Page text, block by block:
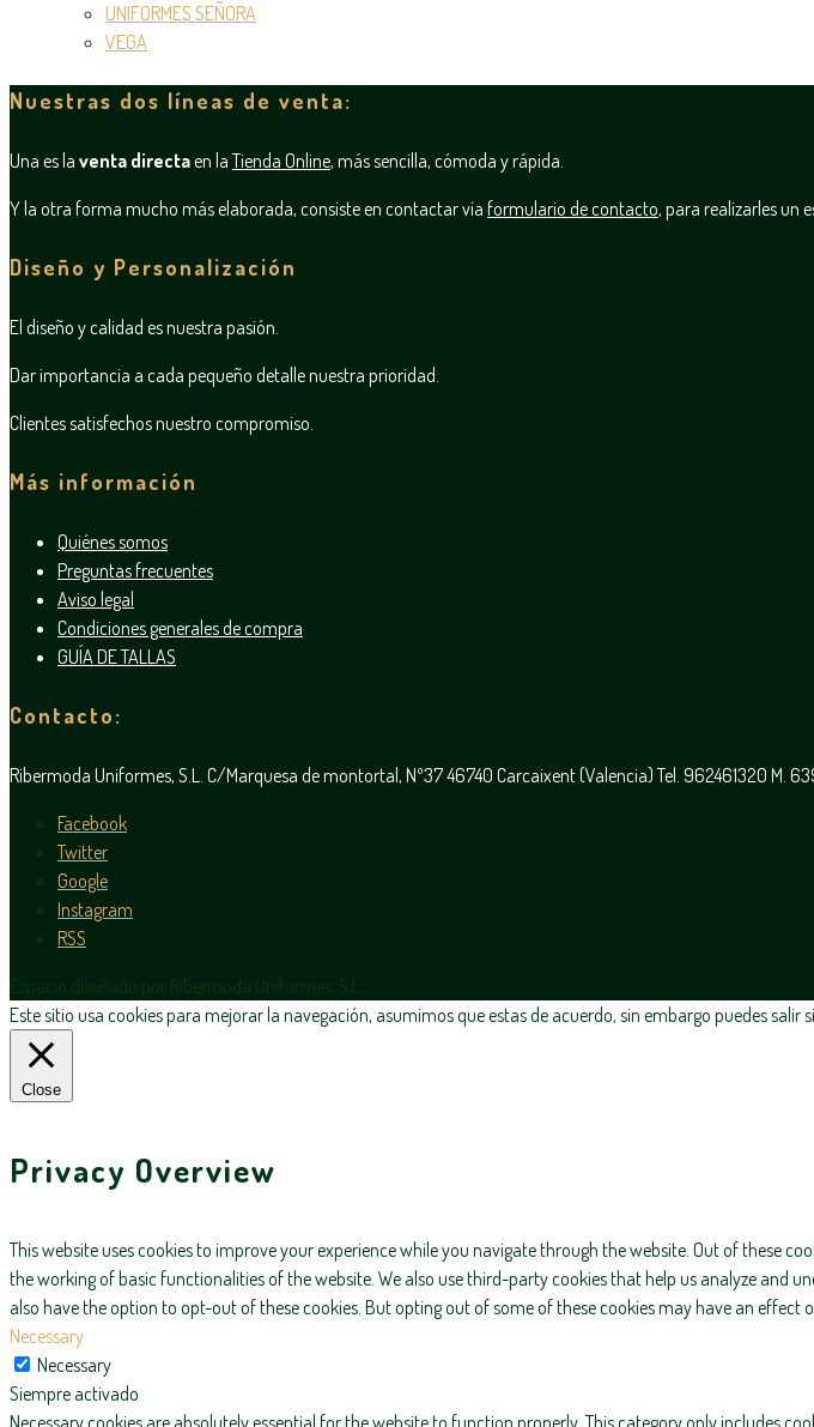
UNIFORMES SEÑORA
VEGA
Nuestras dos líneas de venta:
Una es la venta directaen laTienda Online, más sencilla, cómoda y rápida.
Y la otra forma mucho más elaborada, consiste en contactar vía formulario de contacto, para realizarles un
Diseño y Personalización
El diseño y calidad es nuestra pasión.
Dar importancia a cada pequeño detalle nuestra prioridad.
Clientes satisfechos nuestro compromiso.
Más información
Quiénes somos
Preguntas frecuentes
Aviso legal
Condiciones generales de compra
GUÍA DE TALLAS
Contacto:
Ribermoda Uniformes, S.L. C/Marquesa de montortal, Nº37 46740 Carcaixent (Valencia) Tel. 962461320 M.
Facebook
Twitter
Google
Instagram
RSS
Espacio diseñado por Ribermoda Uniformes, S.L.
Este sitio usa cookies para mejorar la navegación, asumimos que estas de acuerdo, sin embargo puedes salir
Close
Privacy Overview
This website uses cookies to improve your experience while you navigate through the website. Out of these
the working of basic functionalities of the website. We also use third-party cookies that help us analyze and
also have the option to opt-out of these cookies. But opting out of some of these cookies may have an effect
Necessary
Necessary
Siempre activado